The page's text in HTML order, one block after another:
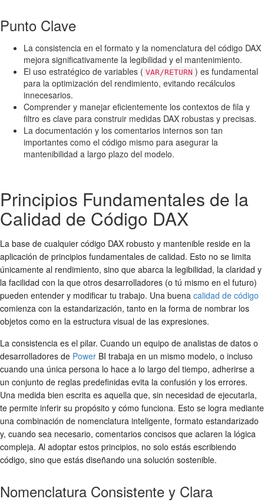
Punto Clave
La consistencia en el formato y la nomenclatura del código DAX
mejora significativamente la legibilidad y el mantenimiento.
El uso estratégico de variables ( VAR/RETURN ) es fundamental
para la optimización del rendimiento, evitando recálculos
innecesarios.
Comprender y manejar eficientemente los contextos de fila y
filtro es clave para construir medidas DAX robustas y precisas.
La documentación y los comentarios internos son tan
importantes como el código mismo para asegurar la
mantenibilidad a largo plazo del modelo.
Principios Fundamentales de la
Calidad de Código DAX
La base de cualquier código DAX robusto y mantenible reside en la
aplicación de principios fundamentales de calidad. Esto no se limita
únicamente al rendimiento, sino que abarca la legibilidad, la claridad y
la facilidad con la que otros desarrolladores (o tú mismo en el futuro)
pueden entender y modificar tu trabajo. Una buena calidad de código
comienza con la estandarización, tanto en la forma de nombrar los
objetos como en la estructura visual de las expresiones.
La consistencia es el pilar. Cuando un equipo de analistas de datos o
desarrolladores de Power BI trabaja en un mismo modelo, o incluso
cuando una única persona lo hace a lo largo del tiempo, adherirse a
un conjunto de reglas predefinidas evita la confusión y los errores.
Una medida bien escrita es aquella que, sin necesidad de ejecutarla,
te permite inferir su propósito y cómo funciona. Esto se logra mediante
una combinación de nomenclatura inteligente, formato estandarizado
y, cuando sea necesario, comentarios concisos que aclaren la lógica
compleja. Al adoptar estos principios, no solo estás escribiendo
código, sino que estás diseñando una solución sostenible.
Nomenclatura Consistente y Clara